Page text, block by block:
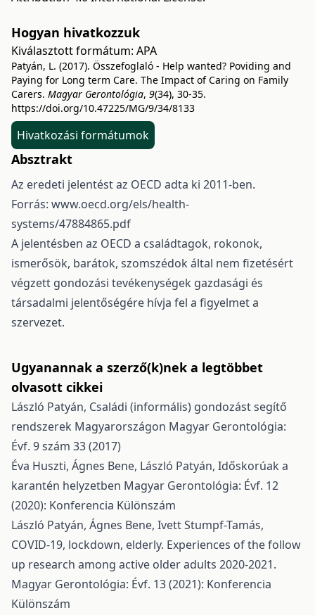
Hogyan hivatkozzuk
Kiválasztott formátum: APA
Patyán, L. (2017). Összefoglaló - Help wanted? Poviding and
Paying for Long term Care. The Impact of Caring on Family
Carers. Magyar Gerontológia, 9(34), 30-35.
https://doi.org/10.47225/MG/9/34/8133
Hivatkozási formátumok
Absztrakt
Az eredeti jelentést az OECD adta ki 2011-ben.
Forrás: www.oecd.org/els/health-
systems/47884865.pdf
A jelentésben az OECD a családtagok, rokonok,
ismerősök, barátok, szomszédok által nem fizetésért
végzett gondozási tevékenységek gazdasági és
társadalmi jelentőségére hívja fel a figyelmet a
szervezet.
Ugyanannak a szerző(k)nek a legtöbbet
olvasott cikkei
László Patyán, Családi (informális) gondozást segítő
rendszerek Magyarországon Magyar Gerontológia:
Évf. 9 szám 33 (2017)
Éva Huszti, Ágnes Bene, László Patyán, Időskorúak a
karantén helyzetben Magyar Gerontológia: Évf. 12
(2020): Konferencia Különszám
László Patyán, Ágnes Bene, Ivett Stumpf-Tamás,
COVID-19, lockdown, elderly. Experiences of the follow
up research among active older adults 2020-2021.
Magyar Gerontológia: Évf. 13 (2021): Konferencia
Különszám